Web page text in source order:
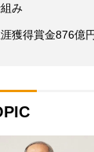
み
涯獲得賞金876